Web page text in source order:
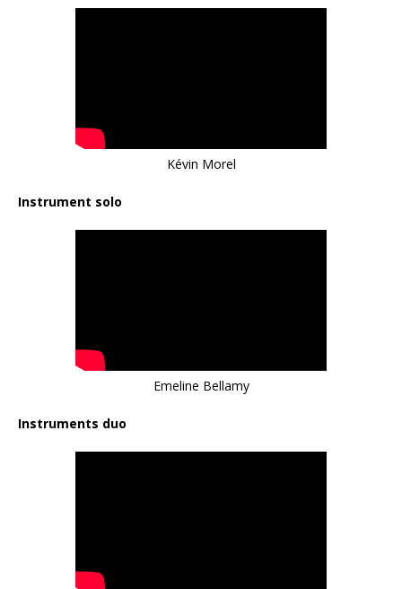
Kévin Morel
Instrument solo
Emeline Bellamy
Instruments duo